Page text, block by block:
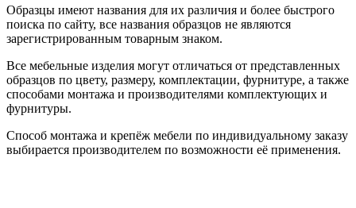
Образцы имеют названия для их различия и более быстрого
поиска по сайту, все названия образцов не являются
зарегистрированным товарным знаком.
Все мебельные изделия могут отличаться от представленных
образцов по цвету, размеру, комплектации, фурнитуре, а также
способами монтажа и производителями комплектующих и
фурнитуры.
Способ монтажа и крепёж мебели по индивидуальному заказу
выбирается производителем по возможности её применения.